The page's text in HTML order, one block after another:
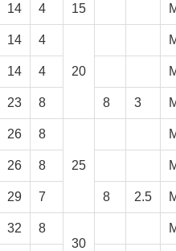
14 4 15
14 4
20
14 4
23 8 8 3
26 8
25
26 8
29 7 8 2.5
32
8
30